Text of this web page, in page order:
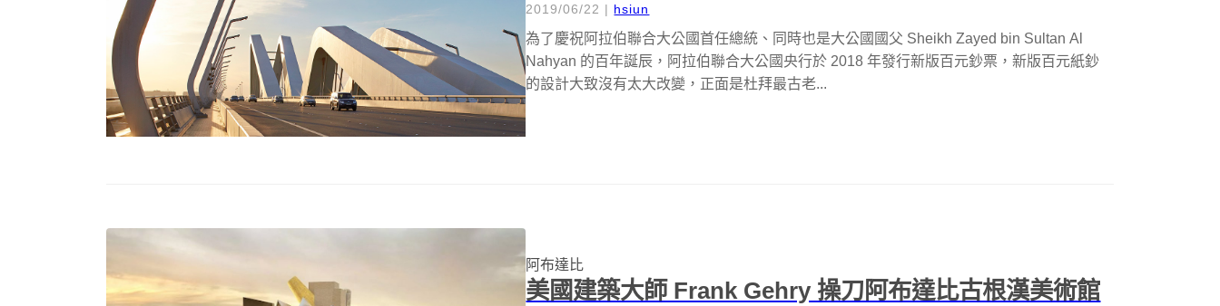
2019/06/22 | hsiun
為了慶祝阿拉伯聯合大公國首任總統、同時也是大公國國父 Sheikh Zayed bin Sultan Al
Nahyan 的百年誕辰，阿拉伯聯合大公國央行於 2018 年發行新版百元鈔票，新版百元紙鈔
的設計大致沒有太大改變，正面是杜拜最古老...
阿布達比
美國建築大師 Frank Gehry 操刀阿布達比古根漢美術館